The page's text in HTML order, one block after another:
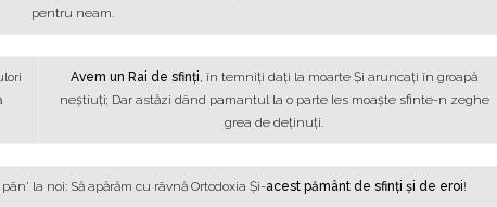
pentru neam.
Avem un Rai de sfinţi , în temniţi daţi la moarte Şi aruncaţi în groapă
neştiuţi; Dar astăzi dând pamantul la o parte Ies moaşte sfinte-n zeghe
grea de deţinuţi.
la noi: Să apărăm cu râvnă Ortodoxia Şi-acest pământ de sfinţi şi de eroi!